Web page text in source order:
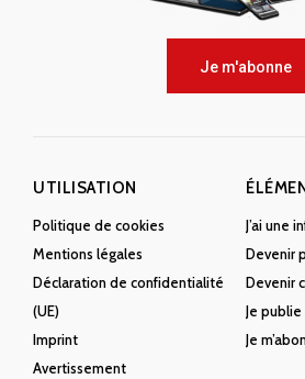
Je m'abonne
UTILISATION
Politique de cookies
Mentions légales
Déclaration de confidentialité
(UE)
Imprint
Avertissement
J’ai une
Devenir
Devenir
Je
Je